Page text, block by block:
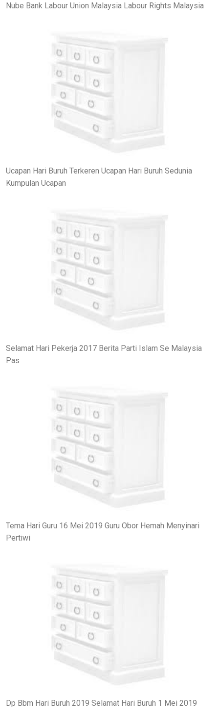
Nube Bank Labour Union Malaysia Labour Rights Malaysia
Ucapan Hari Buruh Terkeren Ucapan Hari Buruh Sedunia
Kumpulan Ucapan
Selamat Hari Pekerja 2017 Berita Parti Islam Se Malaysia
Pas
Tema Hari Guru 16 Mei 2019 Guru Obor Hemah Menyinari
Pertiwi
Dp Bbm Hari Buruh 2019 Selamat Hari Buruh 1 Mei 2019